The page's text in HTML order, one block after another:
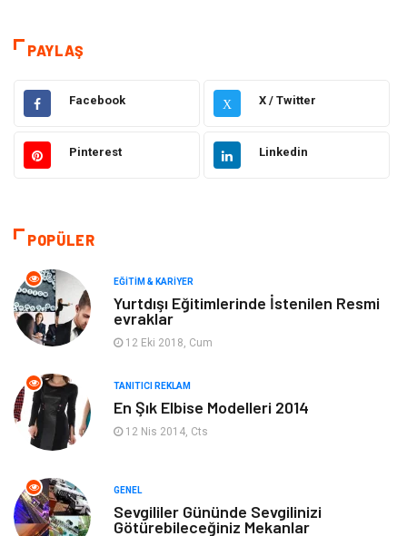
Hizmet
Hukuk Emlak
Otomotiv Sağlıklı Yaşam
Moda
Makine
Elektronik
Giyim
Ev Dekorasyon Organizasyon
Anne & Çocuk Genel Kültür
PAYLAŞ
Facebook X X / Twitter
Pinterest Linkedin
POPÜLER
EĞITIM & KARIYER
Yurtdışı Eğitimlerinde İstenilen Resmi
evraklar
12 Eki 2018, Cum
TANITICI REKLAM
En Şık Elbise Modelleri 2014
12 Nis 2014, Cts
GENEL
Sevgililer Gününde Sevgilinizi
Götürebileceğiniz Mekanlar